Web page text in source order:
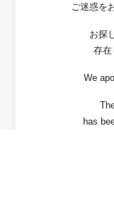
ご迷惑を
お探
存在
We
has